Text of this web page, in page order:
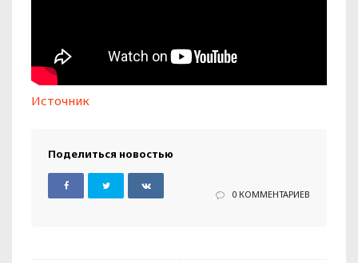
Источник
Поделиться новостью
0 КОММЕНТАРИЕВ